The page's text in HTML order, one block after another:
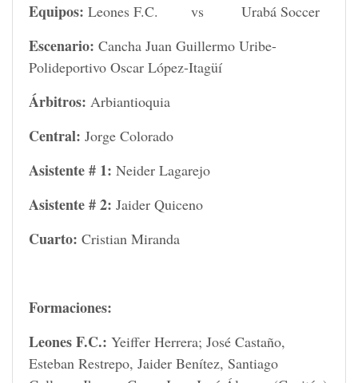
Equipos: Leones F.C. vs Urabá Soccer
Escenario: Cancha Juan Guillermo Uribe-
Polideportivo Oscar López-Itagüí
Árbitros: Arbiantioquia
Central: Jorge Colorado
Asistente # 1: Neider Lagarejo
Asistente # 2: Jaider Quiceno
Cuarto: Cristian Miranda
Formaciones:
Leones F.C.: Yeiffer Herrera; José Castaño,
Esteban Restrepo, Jaider Benítez, Santiago